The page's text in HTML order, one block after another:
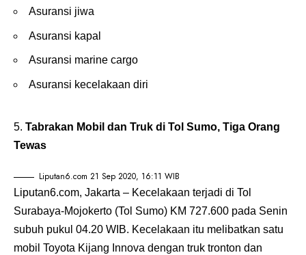
Asuransi jiwa
Asuransi kapal
Asuransi marine cargo
Asuransi kecelakaan diri
Tabrakan Mobil dan Truk di Tol Sumo, Tiga Orang
Tewas
Liputan6.com 21 Sep 2020, 16:11 WIB
Liputan6.com, Jakarta – Kecelakaan terjadi di Tol
Surabaya-Mojokerto (Tol Sumo) KM 727.600 pada Senin
subuh pukul 04.20 WIB. Kecelakaan itu melibatkan satu
mobil Toyota Kijang Innova dengan truk tronton dan